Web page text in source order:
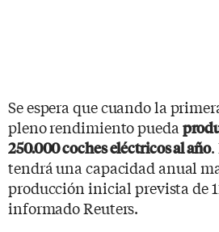
Se espera que cuando la
pleno rendimiento pueda
250.000 coches eléctricos al año.
tendrá una capacidad anual
producción inicial prevista de
informado Reuters.